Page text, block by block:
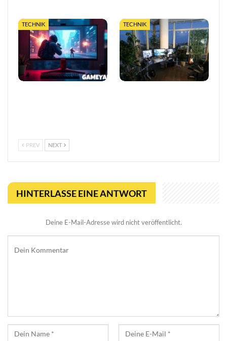
TECHNIK TECHNIK
PREV NEXT
HINTERLASSE EINE ANTWORT
Deine E-Mail-Adresse wird nicht veröffentlicht.